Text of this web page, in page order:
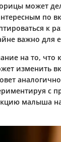
может
по
к
важно для
на то,
изменить
с
малыша